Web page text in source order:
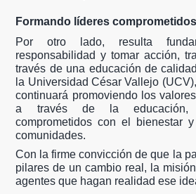
Formando líderes comprometidos
Por otro lado, resulta
responsabilidad y tomar acción,
través de una educación de
la Universidad César Vallejo
continuará promoviendo los
a través de la educación,
comprometidos con el bienestar
comunidades.
Con la firme convicción de que la
pilares de un cambio real, la
agentes que hagan realidad ese